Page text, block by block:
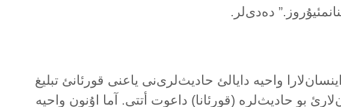
دەدی‌لر.
واحیە دایالئ حادیث‌لری‌نی یاعنی قورئانئ تبلیغ
بو حادیث‌لرە (قورئانا) داعوت أتتی. آما اۇنون واحیە